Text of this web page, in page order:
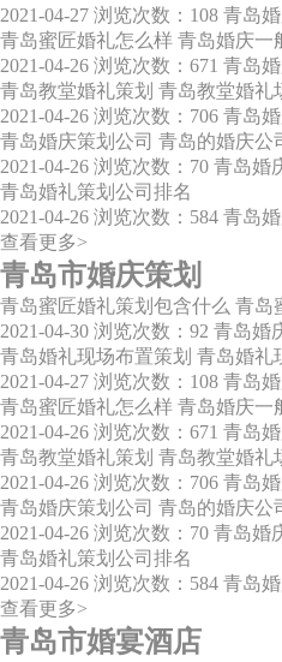
2021-04-27 浏览次数：108 青岛
青岛蜜匠婚礼怎么样 青岛婚庆一
2021-04-26 浏览次数：671 青岛
青岛教堂婚礼策划 青岛教堂婚礼
2021-04-26 浏览次数：706 青岛
青岛婚庆策划公司 青岛的婚庆公
2021-04-26 浏览次数：70 青岛婚
青岛婚礼策划公司排名
2021-04-26 浏览次数：584 青岛
查看更多>
青岛市婚庆策划
青岛蜜匠婚礼策划包含什么 青岛
2021-04-30 浏览次数：92 青岛婚
青岛婚礼现场布置策划 青岛婚礼
2021-04-27 浏览次数：108 青岛
青岛蜜匠婚礼怎么样 青岛婚庆一
2021-04-26 浏览次数：671 青岛
青岛教堂婚礼策划 青岛教堂婚礼
2021-04-26 浏览次数：706 青岛
青岛婚庆策划公司 青岛的婚庆公
2021-04-26 浏览次数：70 青岛婚
青岛婚礼策划公司排名
2021-04-26 浏览次数：584 青岛
查看更多>
青岛市婚宴酒店